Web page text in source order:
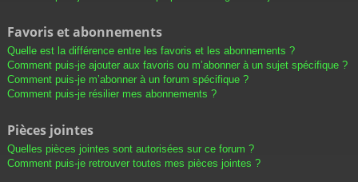
Favoris et abonnements
Quelle est la différence entre les favoris et les abonnements ?
Comment puis-je ajouter aux favoris ou m’abonner à un sujet spécifique ?
Comment puis-je m’abonner à un forum spécifique ?
Comment puis-je résilier mes abonnements ?
Pièces jointes
Quelles pièces jointes sont autorisées sur ce forum ?
Comment puis-je retrouver toutes mes pièces jointes ?